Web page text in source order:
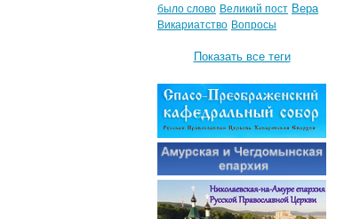
было слово Великий пост Вера
Викариатство Вопросы
Показать все теги